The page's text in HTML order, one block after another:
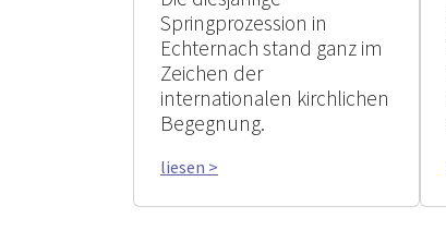
Springprozession in
Echternach stand ganz im
Zeichen der
internationalen kirchlichen
Begegnung.
liesen >